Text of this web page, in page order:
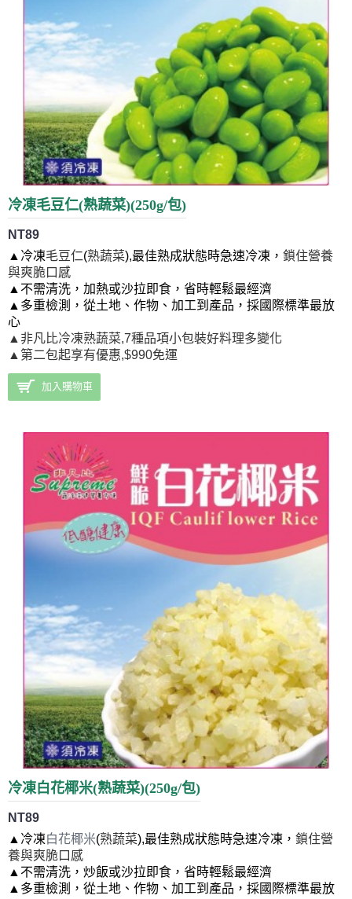
冷凍毛豆仁(熟蔬菜)(250g/包)
NT89
▲ 冷凍毛豆仁(熟蔬菜),最佳熟成狀態時急速冷凍 ， 鎖住營養
與爽脆口感
▲不需清洗，加熱或沙拉即食，省時輕鬆最經濟
▲多重檢測，從土地、作物、加工到產品，採國際標準最放
心
▲非凡比冷凍熟蔬菜,7種品項小包裝好料理多變化
▲第二包起享有優惠,$990免運
加入購物車
冷凍白花椰米(熟蔬菜)(250g/包)
NT89
▲ 冷凍白花椰米(熟蔬菜),最佳熟成狀態時急速冷凍 ， 鎖住營
養與爽脆口感
▲不需清洗，炒飯或沙拉即食，省時輕鬆最經濟
▲多重檢測，從土地、作物、加工到產品，採國際標準最放